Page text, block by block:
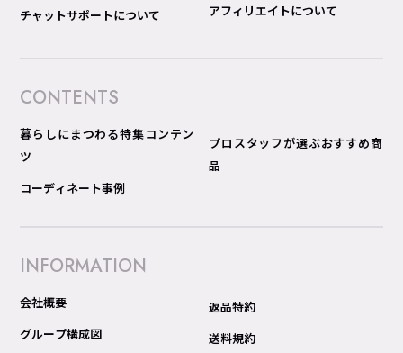
チャットサポートについて
アフィリエイトについて
CONTENTS
暮らしにまつわる特集コンテン
ツ
コーディネート事例
プロスタッフが選ぶおすすめ商
品
INFORMATION
会社概要
グループ構成図
返品特約
送料規約